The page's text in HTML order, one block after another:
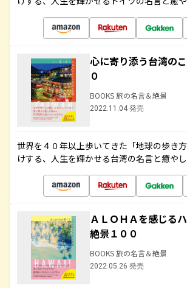
心に寄り添う台湾の
０
BOOKS 旅の名言＆絶景
2022.11.04 発売
世界を４０年以上歩いてきた「地球の歩き
けする、人生を輝かせる台湾の名言と癒や
ＡＬＯＨＡを感じる
絶景１００
BOOKS 旅の名言＆絶景
2022.05.26 発売